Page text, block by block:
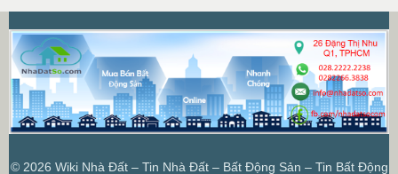
© 2026 Wiki Nhà Đất – Tin Nhà Đất – Bất Động Sản – Tin Bất Động